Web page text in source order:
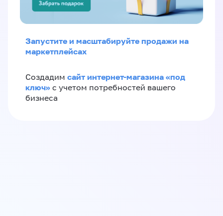
Запустите и масштабируйте продажи на
маркетплейсах
Создадим сайт интернет-магазина «под
ключ» с учетом потребностей вашего
бизнеса